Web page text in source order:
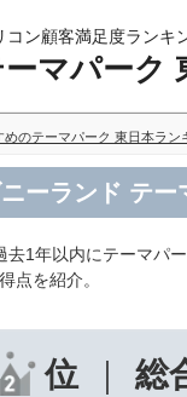
コン顧客満足度ランキ
ーマパーク
めのテーマパーク 東日本ラン
ーランド テー
去1年以内にテーマパ
点を紹介。
位 総